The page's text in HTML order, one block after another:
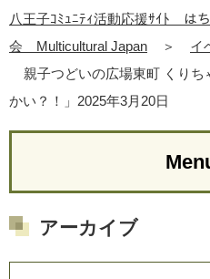
八王子ｺﾐｭﾆﾃｨ活動応援ｻｲﾄ は
会 Multicultural Japan
＞ イ
親子つどいの広場東町 くりち
かい？！」2025年3月20日
アーカイブ